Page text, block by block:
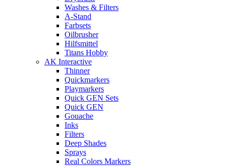
Washes & Filters
A-Stand
Farbsets
Oilbrusher
Hilfsmittel
Titans Hobby
AK Interactive
Thinner
Quickmarkers
Playmarkers
Quick GEN Sets
Quick GEN
Gouache
Inks
Filters
Deep Shades
Sprays
Real Colors Markers